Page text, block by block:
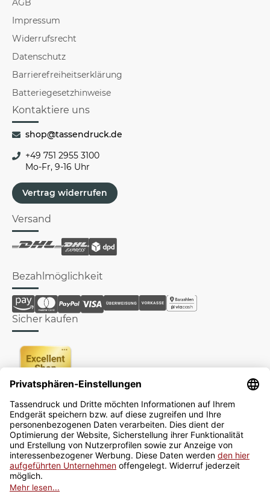
AGB
Impressum
Widerrufsrecht
Datenschutz
Barrierefreiheitserklärung
Batteriegesetzhinweise
Kontaktiere uns
shop@tassendruck.de
+49 751 2955 3100
Mo-Fr, 9-16 Uhr
Vertrag widerrufen
Versand
Bezahlmöglichkeit
Sicher kaufen
Newsletter